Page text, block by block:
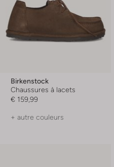
Birkenstock
Chaussures à lacets
€ 159,99
+ autre couleurs